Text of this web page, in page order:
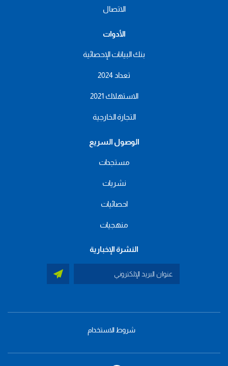
الاتصال
الأدوات
بنك البيانات الإحصائية
تعداد 2024
الاستهلاك 2021
التجارة الخارجية
الوصول السريع
مستجدات
نشريات
احصائيات
منهجيات
النشرة الإخبارية
footer
شروط الاستخدام